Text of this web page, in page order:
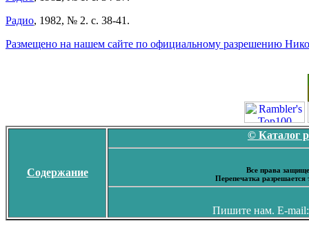
Радио, 1982, № 2. с. 38-41.
Размещено на нашем сайте по официальному разрешению
Содержание
© Каталог
Все права
Перепечатка
Пишите нам. E-